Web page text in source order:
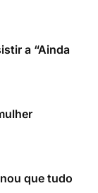
a “Ainda
que tudo